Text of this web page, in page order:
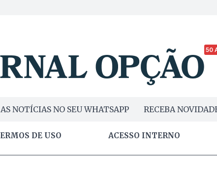
50
NOTÍCIAS NO SEU WHATSAPP RECEBA
DE USO ACESSO INTERNO